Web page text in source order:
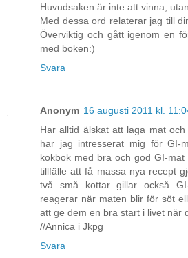
Huvudsaken är inte att vinna,
Med dessa ord relaterar jag till
Överviktig och gått igenom en
med boken:)
Svara
Anonym 16 augusti 2011 kl.
Har alltid älskat att laga mat
har jag intresserat mig för GI-
kokbok med bra och god GI-
tillfälle att få massa nya recept
två små kottar gillar också
reagerar när maten blir för söt
att ge dem en bra start i livet när
//Annica i Jkpg
Svara